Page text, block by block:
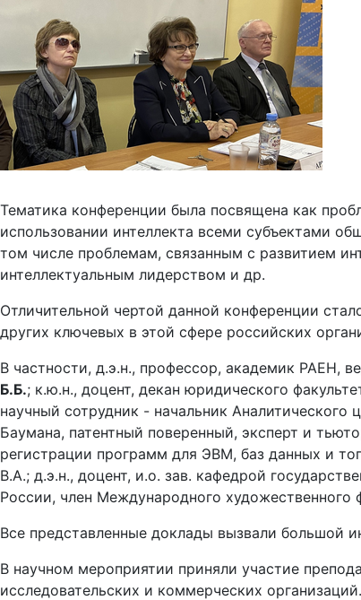
Тематика конференции была посвящена как
использовании интеллекта всеми субъектами
том числе проблемам, связанным с развитием
интеллектуальным лидерством и др.
Отличительной чертой данной конференции
других ключевых в этой сфере российских
В частности, д.э.н., профессор, академик РАЕН,
Б.Б.; к.ю.н., доцент, декан юридического
научный сотрудник - начальник
Баумана, патентный поверенный, эксперт и
регистрации программ для ЭВМ, баз данных и
В.А.; д.э.н., доцент, и.о. зав. кафедрой
России, член Международного художественного
Все представленные доклады вызвали большой
В научном мероприятии приняли участие
исследовательских и коммерческих организаций.